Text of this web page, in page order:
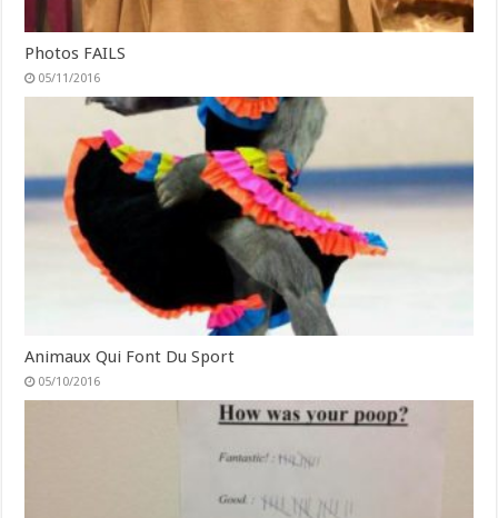
Photos FAILS
05/11/2016
Animaux Qui Font Du Sport
05/10/2016